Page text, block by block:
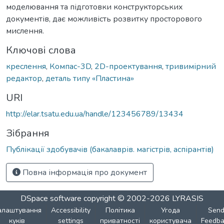
моделювання та підготовки конструкторських
документів, дає можливість розвитку просторового
мислення.
Ключові слова
креслення, Компас-3D, 2D-проектування, тривимірний
редактор, деталь типу «Пластина»
URI
http://elar.tsatu.edu.ua/handle/123456789/13434
Зібрання
Публікації здобувачів (бакалаврів. магістрів, аспірантів)
Повна інформація про документ
DSpace software copyright © 2002-2026 LYRASIS
куків
Accessibility
settings
Політика
приватності
Угода
користувача
Send